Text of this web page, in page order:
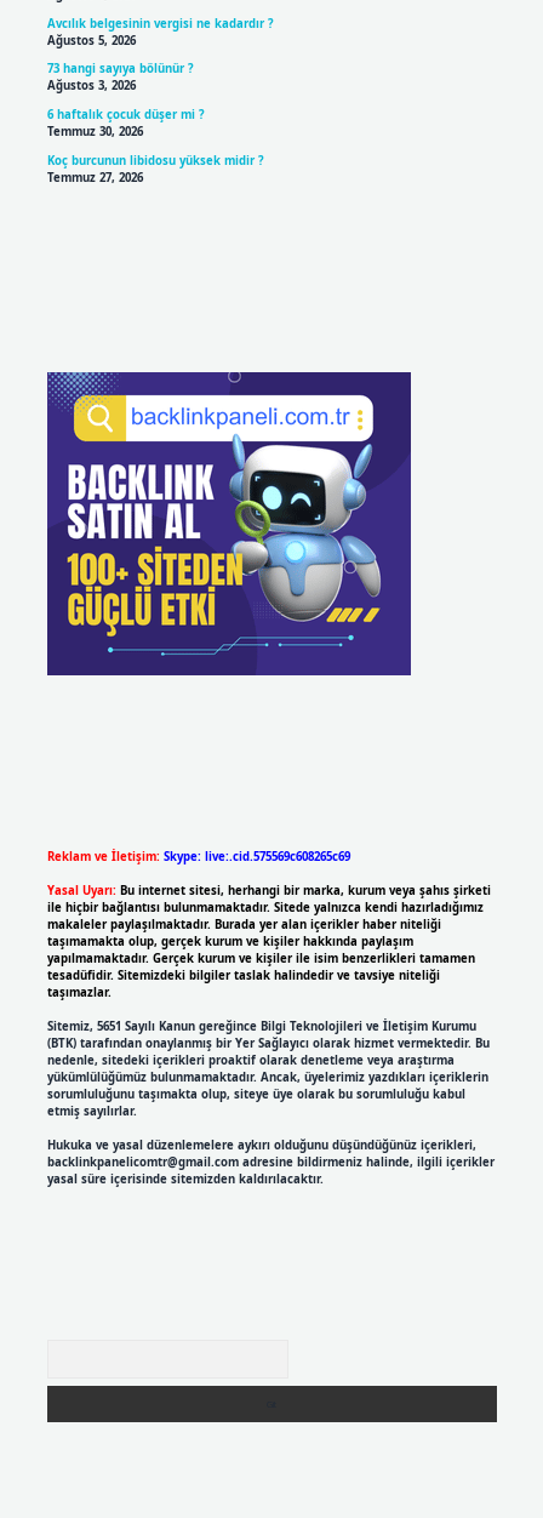
Avcılık belgesinin vergisi ne kadardır ?
Ağustos 5, 2026
73 hangi sayıya bölünür ?
Ağustos 3, 2026
6 haftalık çocuk düşer mi ?
Temmuz 30, 2026
Koç burcunun libidosu yüksek midir ?
Temmuz 27, 2026
Reklam ve İletişim: Skype: live:.cid.575569c608265c69
Yasal Uyarı: Bu internet sitesi, herhangi bir marka, kurum veya şahıs şirketi
ile hiçbir bağlantısı bulunmamaktadır. Sitede yalnızca kendi hazırladığımız
makaleler paylaşılmaktadır. Burada yer alan içerikler haber niteliği
taşımamakta olup, gerçek kurum ve kişiler hakkında paylaşım
yapılmamaktadır. Gerçek kurum ve kişiler ile isim benzerlikleri tamamen
tesadüfidir. Sitemizdeki bilgiler taslak halindedir ve tavsiye niteliği
taşımazlar.
Sitemiz, 5651 Sayılı Kanun gereğince Bilgi Teknolojileri ve İletişim Kurumu
(BTK) tarafından onaylanmış bir Yer Sağlayıcı olarak hizmet vermektedir. Bu
nedenle, sitedeki içerikleri proaktif olarak denetleme veya araştırma
yükümlülüğümüz bulunmamaktadır. Ancak, üyelerimiz yazdıkları içeriklerin
sorumluluğunu taşımakta olup, siteye üye olarak bu sorumluluğu kabul
etmiş sayılırlar.
Hukuka ve yasal düzenlemelere aykırı olduğunu düşündüğünüz içerikleri,
backlinkpanelicomtr@gmail.comadresine bildirmeniz halinde, ilgili içerikler
yasal süre içerisinde sitemizden kaldırılacaktır.